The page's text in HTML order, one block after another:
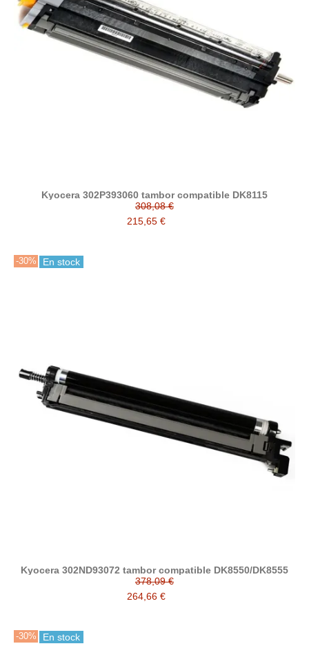
Kyocera 302P393060 tambor compatible DK8115
308,08 €
215,65 €
-30% En stock
Kyocera 302ND93072 tambor compatible DK8550/DK8555
378,09 €
264,66 €
-30% En stock